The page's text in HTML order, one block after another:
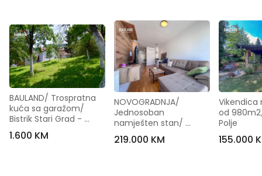
BAULAND/ Trospratna
kuća sa garažom/
Bistrik Stari Grad -
[Iznajmljivanje]
1.600 KM
NOVOGRADNJA/
Jednosoban
namješten stan/
Otoka
219.000 KM
Vikendica
od
Polje
155.000